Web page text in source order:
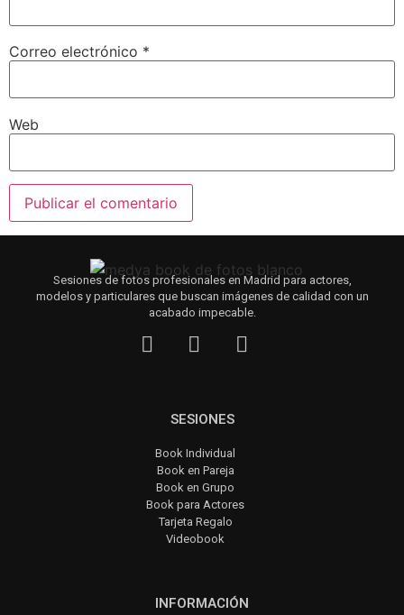
Correo electrónico *
Web
Sesiones de fotos profesionales en Madrid para actores,
modelos y particulares que buscan imágenes de calidad con un
acabado impecable.
SESIONES
Book Individual
Book en Pareja
Book en Grupo
Book para Actores
Tarjeta Regalo
Videobook
INFORMACIÓN